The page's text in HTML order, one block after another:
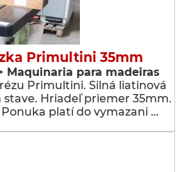
Primultini 35mm
Maquinaria para madeiras
Primultini. Silná liatinová
Hriadeľ priemer 35mm.
platí do vymazani …